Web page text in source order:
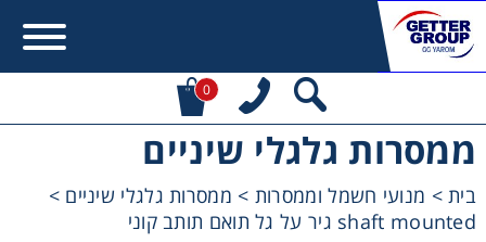
0
ממסרות גלגלי שיניים
בית> מנועי חשמל וממסרות > ממסרות גלגלי שיניים >
shaft mounted גיר על גל תואם תותב קוני
Contact form not found.
מעונין לקבל הצעת מחיר או מידע עבור: